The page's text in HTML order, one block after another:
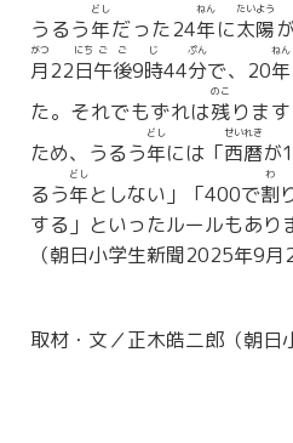
うるう年
どし
だった24年
ねん
に太陽
たいよう
が
月
がつ
22日
にち
午後
ごご
9時
じ
44分
ぷん
で、20年
ねん
た。それでもずれは残
のこ
りま
ため、うるう年
どし
には「西暦
せいれき
が
るう年
どし
としない」「400で割
わ
する」といったルールもあり
（朝日小学生新聞2025年9月
取材・文／正木皓二郎（朝日